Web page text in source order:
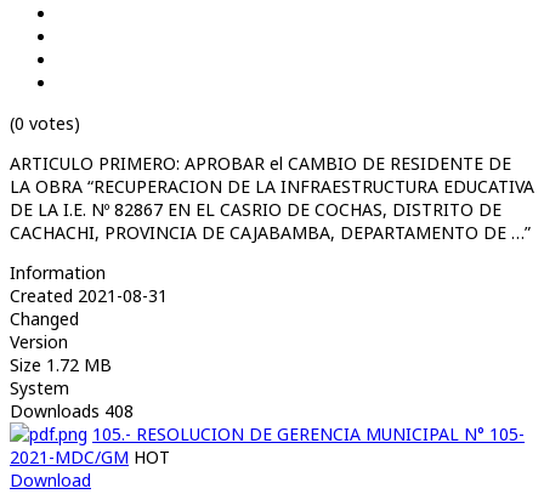
(0 votes)
ARTICULO PRIMERO: APROBAR el CAMBIO DE RESIDENTE DE
LA OBRA “RECUPERACION DE LA INFRAESTRUCTURA EDUCATIVA
DE LA I.E. Nº 82867 EN EL CASRIO DE COCHAS, DISTRITO DE
CACHACHI, PROVINCIA DE CAJABAMBA, DEPARTAMENTO DE …”
Information
Created 2021-08-31
Changed
Version
Size 1.72 MB
System
Downloads 408
105.- RESOLUCION DE GERENCIA MUNICIPAL N° 105-
2021-MDC/GM HOT
Download